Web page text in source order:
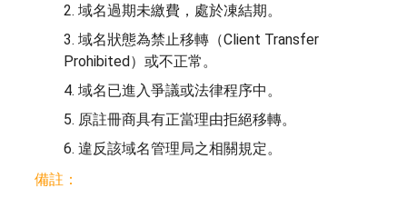
2. 域名過期未繳費，處於凍結期。
3. 域名狀態為禁止移轉（Client Transfer
Prohibited）或不正常。
4. 域名已進入爭議或法律程序中。
5. 原註冊商具有正當理由拒絕移轉。
6. 違反該域名管理局之相關規定。
備註：